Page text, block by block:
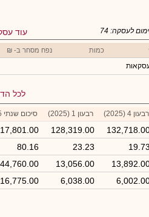
עוד לעסקה: 74
כמות נפח מסחר ב- ₪
לכל
רבעון 4 (2025) רבעון 1 (2025) סיכום שנתי 2025
128,319.00
19.73
23.23
80.16
13,056.00
44,760.00
6,038.00
16,775.00